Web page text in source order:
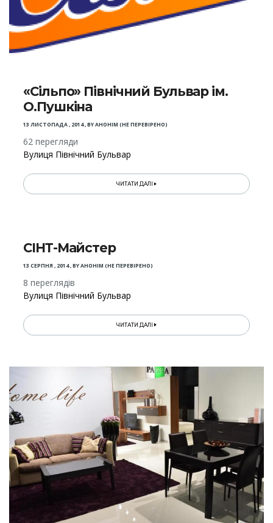
«Сільпо» Північний Бульвар ім.
О.Пушкіна
13 ЛИСТОПАДА , 2014,BYАНОНІМ (НЕ ПЕРЕВІРЕНО)
62 перегляди
Вулиця Північний Бульвар
ЧИТАТИ ДАЛІ
СІНТ-Майстер
13 СЕРПНЯ , 2014,BYАНОНІМ (НЕ ПЕРЕВІРЕНО)
8 переглядів
Вулиця Північний Бульвар
ЧИТАТИ ДАЛІ